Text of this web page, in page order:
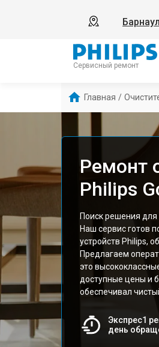
Барнаул
Сервисный ремонт
Главная /
Ремонт
Philips
Поиск решения для
Наш сервис готов
устройств Philips,
Предлагаем
это
доступные цены и
обеспечивал
Экспрес1
день